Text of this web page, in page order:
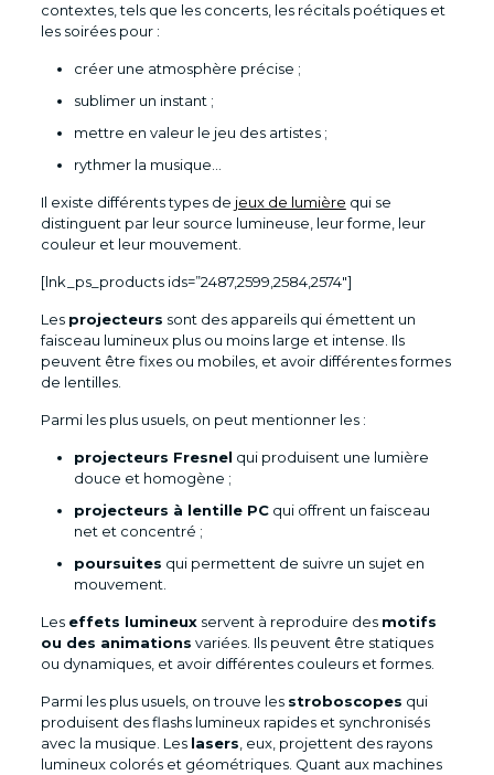
contextes, tels que les concerts, les récitals poétiques et
les soirées pour :
créer une atmosphère précise ;
sublimer un instant ;
mettre en valeur le jeu des artistes ;
rythmer la musique…
Il existe différents types de jeux de lumière qui se
distinguent par leur source lumineuse, leur forme, leur
couleur et leur mouvement.
[lnk_ps_products ids=”2487,2599,2584,2574″]
Les projecteurs sont des appareils qui émettent un
faisceau lumineux plus ou moins large et intense. Ils
peuvent être fixes ou mobiles, et avoir différentes formes
de lentilles.
Parmi les plus usuels, on peut mentionner les :
projecteurs Fresnel qui produisent une lumière
douce et homogène ;
projecteurs à lentille PCqui offrent un faisceau
net et concentré ;
poursuites qui permettent de suivre un sujet en
mouvement.
Les effets lumineuxservent à reproduire des motifs
ou des animations variées. Ils peuvent être statiques
ou dynamiques, et avoir différentes couleurs et formes.
Parmi les plus usuels, on trouve les stroboscopes qui
produisent des flashs lumineux rapides et synchronisés
avec la musique. Les lasers , eux, projettent des rayons
lumineux colorés et géométriques. Quant aux machines